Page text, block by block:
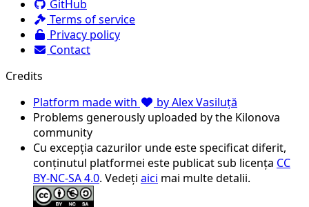
GitHub
Terms of service
Privacy policy
Contact
Credits
Platform made with
by Alex Vasiluță
Problems generously uploaded by the Kilonova
community
Cu excepția cazurilor unde este specificat diferit,
conținutul platformei este publicat sub licența CC
BY-NC-SA 4.0. Vedeți aici mai multe detalii.